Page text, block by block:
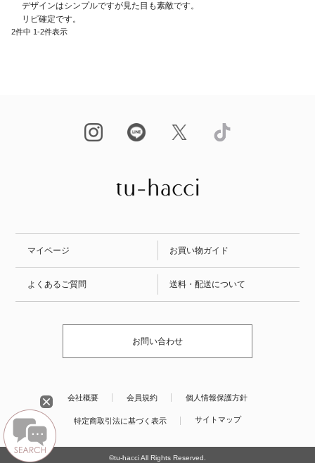
デザインはシンプルですが見た目も素敵です。
リピ確定です。
2件中 1-2件表示
マイページ お買い物ガイド
よくあるご質問 送料・配送について
お問い合わせ
会社概要 会員規約 個人情報保護方針
特定商取引法に基づく表示 サイトマップ
©tu-hacci All Rights Reserved.